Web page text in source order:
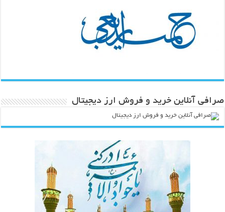
صرافی آنلاین خرید و فروش ارز دیجیتال